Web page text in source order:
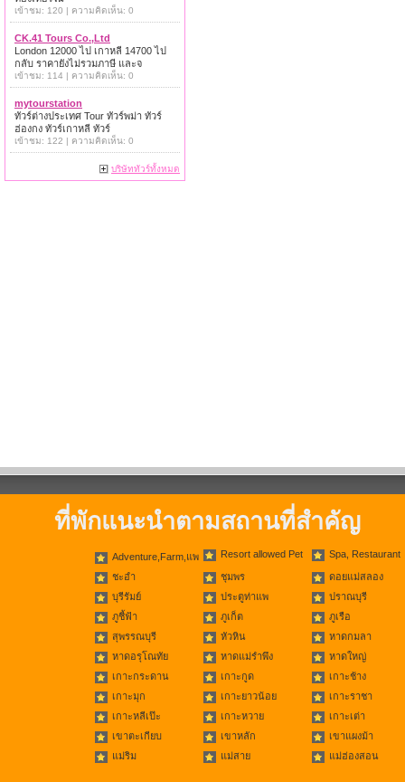
เข้าชม: 120 | ความคิดเห็น: 0
CK.41 Tours Co.,Ltd
London 12000 ไป เกาหลี 14700 ไป
กลับ ราคายังไม่รวมภาษี และจ
เข้าชม: 114 | ความคิดเห็น: 0
mytourstation
ทัวร์ต่างประเทศ Tour ทัวร์พม่า ทัวร์
ฮ่องกง ทัวร์เกาหลี ทัวร์
เข้าชม: 122 | ความคิดเห็น: 0
บริษัททัวร์ทั้งหมด
ที่พักแนะนำตามสถานที่สำคัญ
Adventure,Farm,แพ Resort allowed Pet Spa, Restaurant
ชะอำ ชุมพร
ดอยแม่สลอง
บุรีรัมย์
ประตูท่าแพ
ปราณบุรี
ภูชี้ฟ้า
ภูเก็ต
ภูเรือ
สุพรรณบุรี
หัวหิน
หาดกมลา
หาดอรุโณทัย
หาดแม่รำพึง
หาดใหญ่
เกาะกระดาน
เกาะกูด
เกาะช้าง
เกาะมุก
เกาะยาวน้อย
เกาะราชา
เกาะหลีเป๊ะ
เกาะหวาย
เกาะเต่า
เขาตะเกียบ
เขาหลัก
เขาแผงม้า
แม่ริม
แม่สาย แม่ฮ่องสอน